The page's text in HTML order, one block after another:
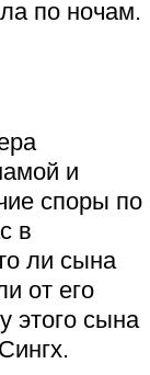
по ночам.
и
споры по
в
ли сына
от его
этого сына